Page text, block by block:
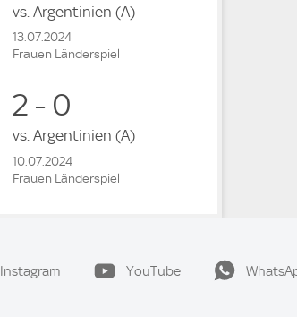
vs. Argentinien (A)
13.07.2024
Frauen Länderspiel
2 - 0
vs. Argentinien (A)
10.07.2024
Frauen Länderspiel
Instagram YouTube